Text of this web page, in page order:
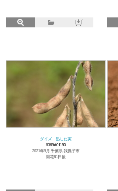
ダイズ 熟した実
8369A01180
2021年9月 千葉県 我孫子市
開花61日後